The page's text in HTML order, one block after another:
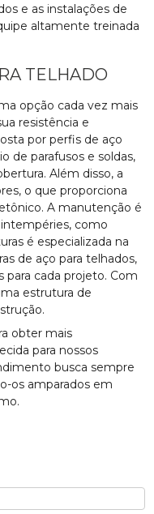
e as instalações de
altamente treinada
TELHADO
opção cada vez mais
resistência e
por perfis de aço
de parafusos e soldas,
Além disso, a
o que proporciona
A manutenção é
como
é especializada na
de aço para telhados,
para cada projeto. Com
estrutura de
obter mais
para nossos
busca sempre
os amparados em